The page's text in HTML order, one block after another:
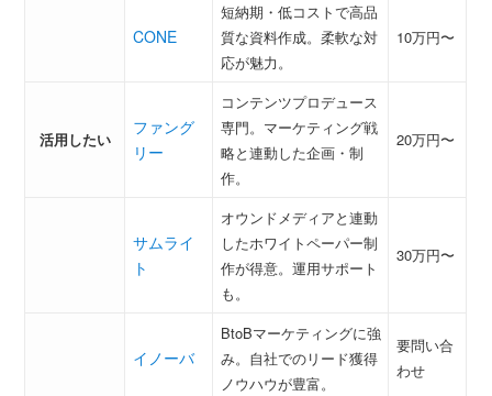
CONE
短納期・低コストで高品
質な資料作成。柔軟な対
応が魅力。
10万円〜
活用したい
ファング
リー
コンテンツプロデュース
専門。マーケティング戦
略と連動した企画・制
作。
20万円〜
サムライ
ト
オウンドメディアと連動
したホワイトペーパー制
作が得意。運用サポート
も。
30万円〜
イノーバ
BtoBマーケティングに強
み。自社でのリード獲得
ノウハウが豊富。
要問い合
わせ